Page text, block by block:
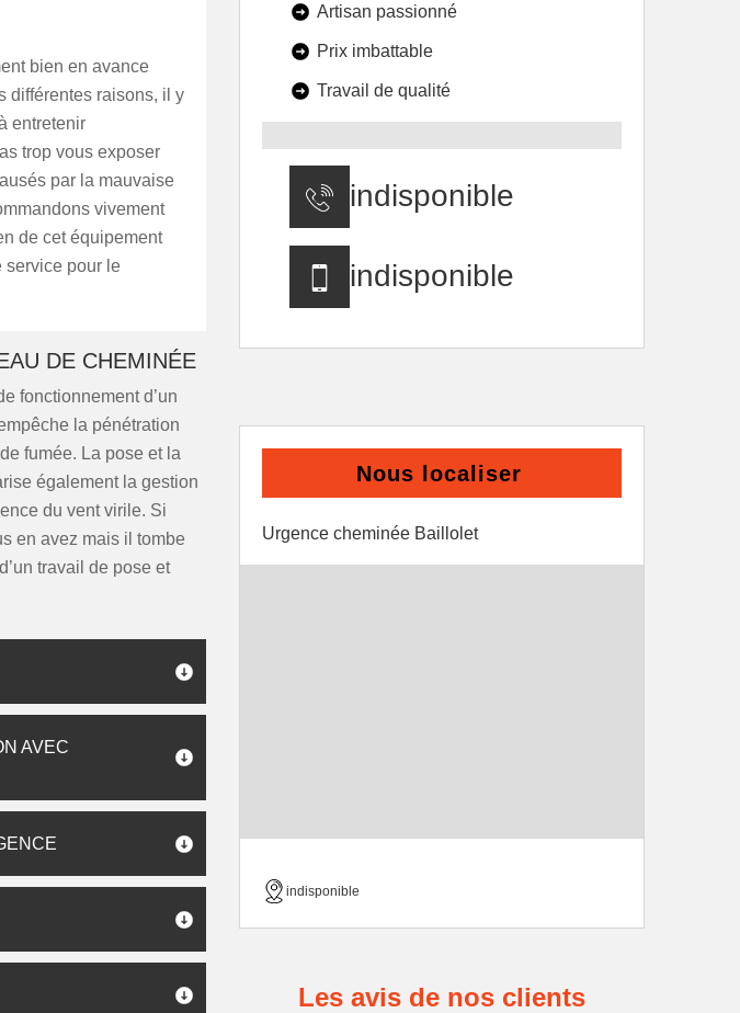
bien en avance
différentes raisons, il y
entretenir
trop vous exposer
par la mauvaise
vivement
de cet équipement
service pour le
DE CHEMINÉE
fonctionnement d’un
la pénétration
fumée. La pose et la
également la gestion
du vent virile. Si
en avez mais il tombe
travail de pose et
AVEC
Artisan passionné
Prix imbattable
Travail de qualité
indisponible
indisponible
Nous localiser
Urgence cheminée Baillolet
indisponible
Les avis de nos clients